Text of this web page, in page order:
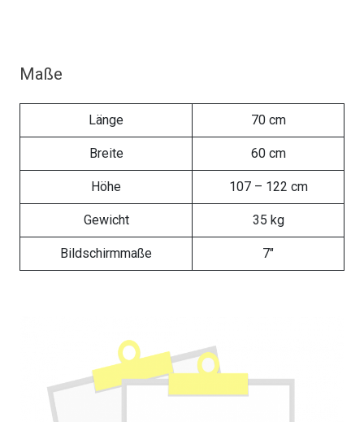
Maße
Länge 70 cm
Breite 60 cm
Höhe 107 – 122 cm
Gewicht 35 kg
Bildschirmmaße 7″